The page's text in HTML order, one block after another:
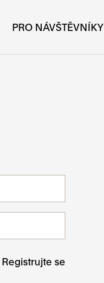
PRO NÁVŠTĚVNÍKY
Registrujte se